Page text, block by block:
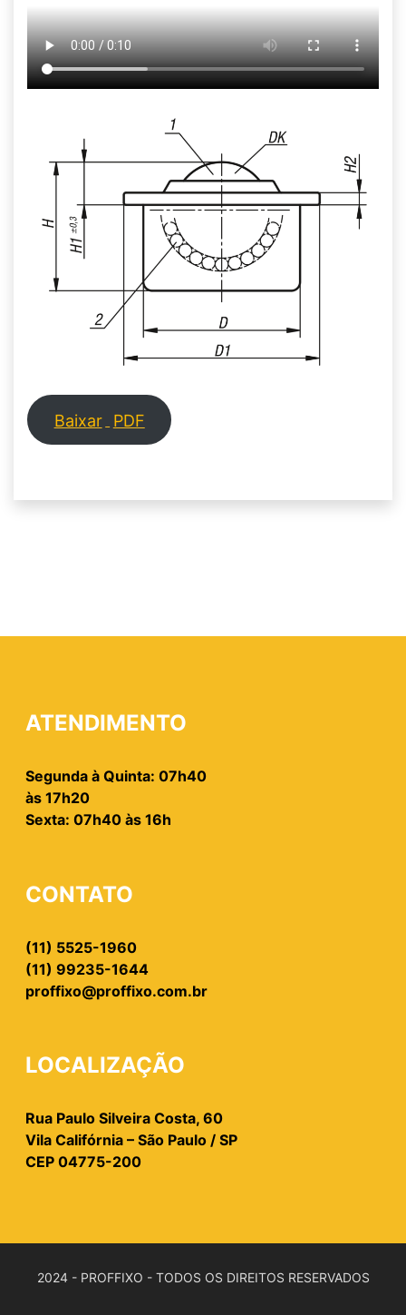
Baixar PDF
ATENDIMENTO
Segunda à Quinta: 07h40
às 17h20
Sexta: 07h40 às 16h
CONTATO
(11) 5525-1960
(11) 99235-1644
proffixo@proffixo.com.br
LOCALIZAÇÃO
Rua Paulo Silveira Costa, 60
Vila Califórnia – São Paulo / SP
CEP 04775-200
2024 - PROFFIXO - TODOS OS DIREITOS RESERVADOS